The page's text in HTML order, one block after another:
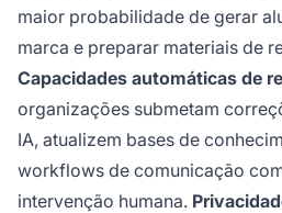
maior probabilidade de gerar
marca e preparar materiais de
Capacidades automáticas de
organizações submetam
IA, atualizem bases de
workflows de comunicação
intervenção humana.